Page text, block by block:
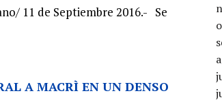
11 de Septiembre 2016.- Se
A MACRÌ EN UN DENSO